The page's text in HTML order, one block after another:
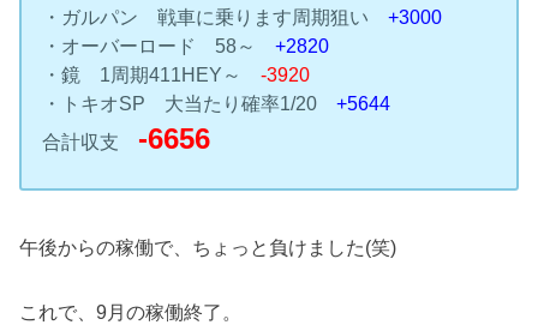
・ガルパン 戦車に乗ります周期狙い+3000
・オーバーロード 58～+2820
・鏡 1周期411HEY～-3920
・トキオSP 大当たり確率1/20+5644
合計収支 -6656
午後からの稼働で、ちょっと負けました(笑)
これで、9月の稼働終了。